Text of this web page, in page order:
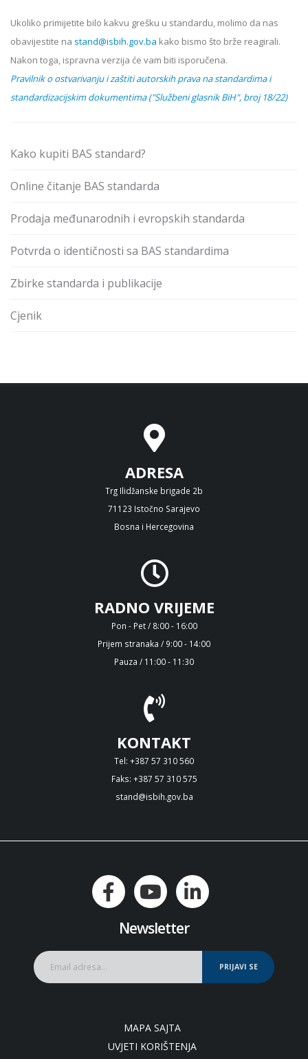
Ukoliko primijetite bilo kakvu grešku u standardu, molimo da nas
obavijestite na stand@isbih.gov.ba kako bismo što brže reagirali.
Nakon toga, ispravna verzija će vam biti isporučena.
Pravilnik o ostvarivanju i zaštiti autorskih prava na standardima i
standardizacijskim dokumentima ("Službeni glasnik BiH", broj 18/22)
Kako kupiti BAS standard?
Online čitanje BAS standarda
Prodaja međunarodnih i evropskih standarda
Potvrda o identičnosti sa BAS standardima
Zbirke standarda i publikacije
Cjenik
ADRESA
Trg Ilidžanske brigade 2b
71123 Istočno Sarajevo
Bosna i Hercegovina
RADNO VRIJEME
Pon - Pet / 8:00 - 16:00
Prijem stranaka / 9:00 - 14:00
Pauza / 11:00 - 11:30
KONTAKT
Tel: +387 57 310 560
Faks: +387 57 310 575
stand@isbih.gov.ba
Newsletter
PRIJAVI SE
MAPA SAJTA
UVJETI KORIŠTENJA